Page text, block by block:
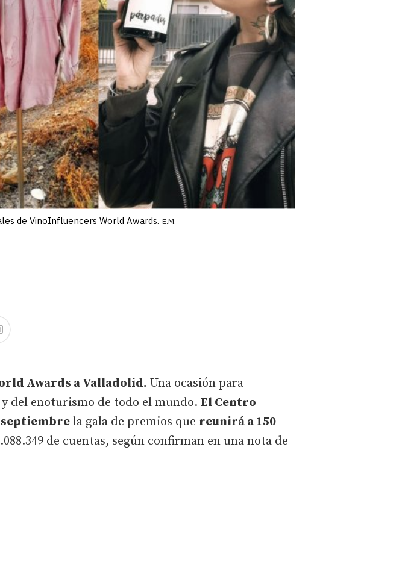
de VinoInfluencers World Awards. E.M.
Awards a Valladolid. Una ocasión para
del enoturismo de todo el mundo. El Centro
septiembre la gala de premios que reunirá a 150
de cuentas, según confirman en una nota de